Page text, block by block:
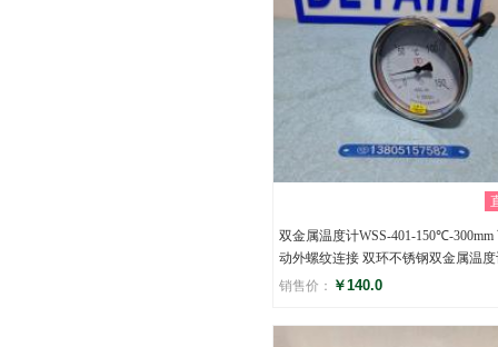
双金属温度计WSS-401-150℃-300mm
动外螺纹连接 双环不锈钢双金属温
销售价： ￥140.0
评分